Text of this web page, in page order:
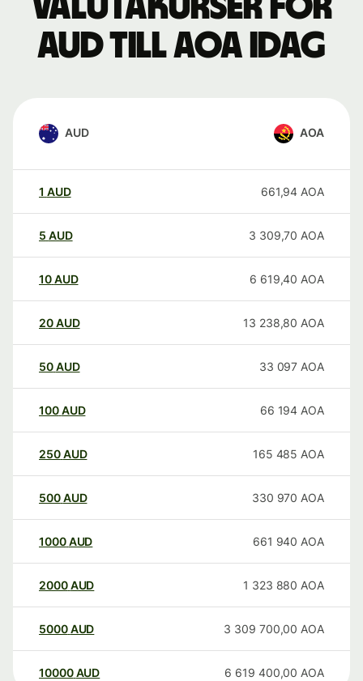
AUD till AOA idag
AUD AOA
1 AUD 661,94 AOA
5 AUD 3 309,70 AOA
10AUD 6 619,40 AOA
20AUD 13 238,80 AOA
50AUD 33 097 AOA
100AUD 66 194 AOA
250AUD 165 485 AOA
500AUD 330 970 AOA
1000AUD 661 940 AOA
2000AUD 1 323 880 AOA
5000AUD 3 309 700,00 AOA
10000 AUD 6 619 400,00 AOA